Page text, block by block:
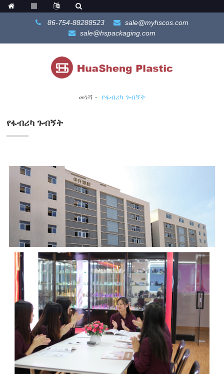
86-754-88288523
sale@myhscos.com
sale@hspackaging.com
መነሻ የፋብሪካ ጉብኝት
የፋብሪካ ጉብኝት